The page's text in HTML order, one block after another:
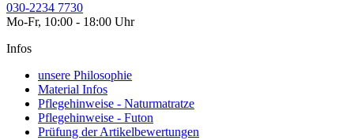
030-2234 7730
Mo-Fr, 10:00 - 18:00 Uhr
Infos
unsere Philosophie
Material Infos
Pflegehinweise - Naturmatratze
Pflegehinweise - Futon
Prüfung der Artikelbewertungen